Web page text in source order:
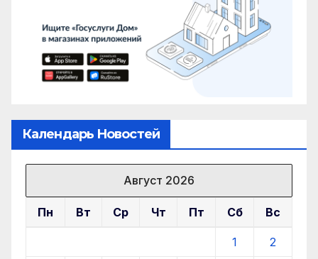
Календарь Новостей
Август 2026
Пн Вт Ср Чт Пт Сб Вс
1 2